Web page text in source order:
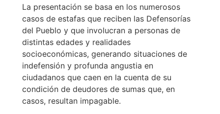
La presentación se basa en los numerosos
casos de estafas que reciben las Defensorías
del Pueblo y que involucran a personas de
distintas edades y realidades
socioeconómicas, generando situaciones de
indefensión y profunda angustia en
ciudadanos que caen en la cuenta de su
condición de deudores de sumas que, en
casos, resultan impagable.